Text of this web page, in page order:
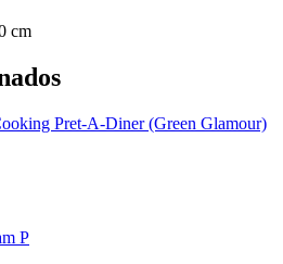
cm
Pret-A-Diner (Green Glamour)
P